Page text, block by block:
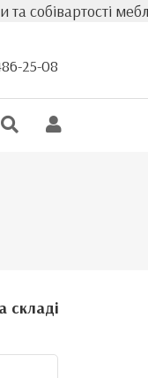
меблів,
25-08
складі